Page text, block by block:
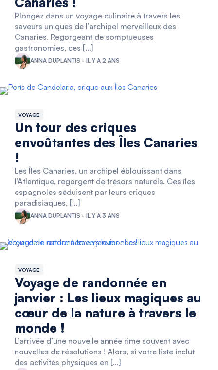
Plongez dans un voyage culinaire à travers les
saveurs uniques de l’archipel merveilleux des
Canaries. Regorgeant de somptueuses
gastronomies, ces […]
ANNA DUPLANTIS - IL Y A 2 ANS
VOYAGE
Un tour des criques
envoûtantes des Îles Canaries
!
Les Îles Canaries, un archipel éblouissant dans
l’Atlantique, regorgent de trésors naturels. Ces îles
espagnoles séduisent par leurs criques
paradisiaques, […]
ANNA DUPLANTIS - IL Y A 3 ANS
VOYAGE
Voyage de randonnée en
janvier : Les lieux magiques au
cœur de la nature à travers le
monde !
L’arrivée d’une nouvelle année rime souvent avec
nouvelles de résolutions ! Alors, si votre liste inclut
des activités physiques en […]